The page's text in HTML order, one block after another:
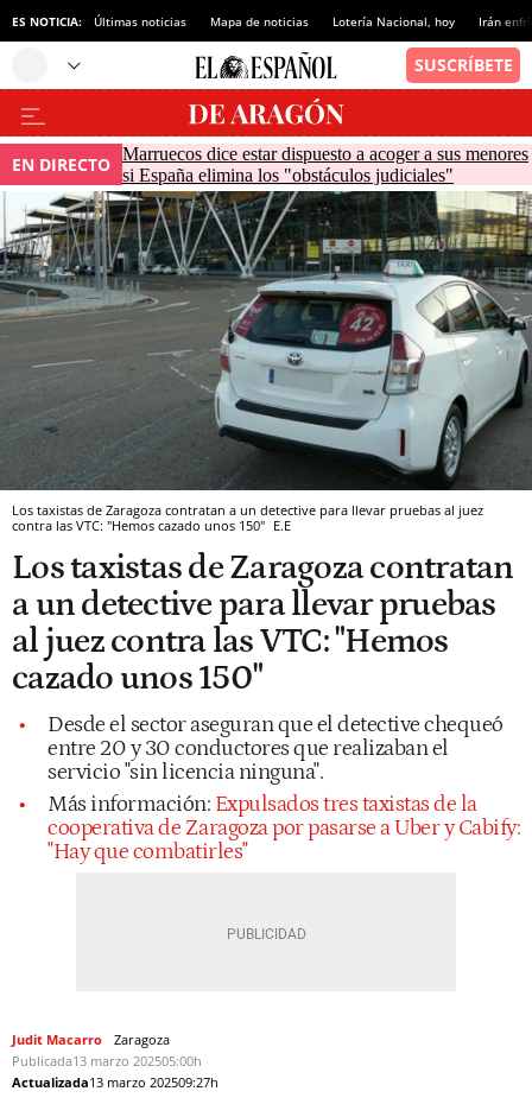
ES NOTICIA: Últimas noticias Mapa de noticias Lotería Nacional, hoy Irán
EN DIRECTO Marruecos dice estar dispuesto a acoger a sus menores
si España elimina los "obstáculos judiciales"
Los taxistas de Zaragoza contratan a un detective para llevar pruebas al juez
contra las VTC: "Hemos cazado unos 150" E.E
Los taxistas de Zaragoza contratan
a un detective para llevar pruebas
al juez contra las VTC: "Hemos
cazado unos 150"
Desde el sector aseguran que el detective chequeó
entre 20 y 30 conductores que realizaban el
servicio "sin licencia ninguna".
Más información: Expulsados tres taxistas de la
cooperativa de Zaragoza por pasarse a Uber y Cabify:
"Hay que combatirles"
Judit Macarro
Zaragoza
Publicada13 marzo 202505:00h
Actualizada13 marzo 202509:27h